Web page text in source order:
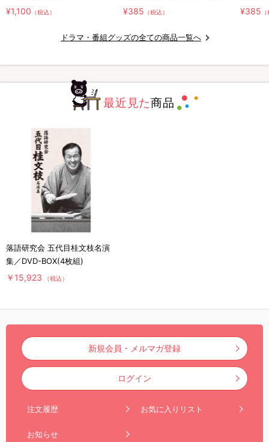
¥1,100 （税込）
カー／コラボロゴ
¥385 （税込）
カー／
¥385
ドラマ・番組グッズの全ての商品一覧へ
最近見た商品
落語研究会 五代目桂文枝名演
集／DVD-BOX(4枚組)
￥15,923 （税込）
新規会員・メルマガ登録
ログイン
注文履歴 お気に入りリスト
お知らせ